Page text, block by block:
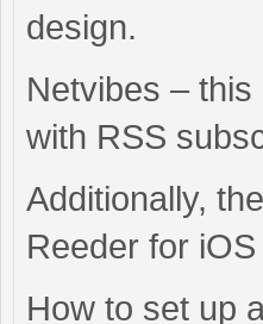
design.
Netvibes –
with RSS
Additionally,
Reeder for
How to set up